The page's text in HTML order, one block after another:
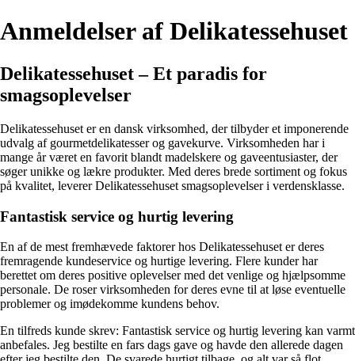
Anmeldelser af Delikatessehuset
Delikatessehuset – Et paradis for
smagsoplevelser
Delikatessehuset er en dansk virksomhed, der tilbyder et imponerende
udvalg af gourmetdelikatesser og gavekurve. Virksomheden har i
mange år været en favorit blandt madelskere og gaveentusiaster, der
søger unikke og lækre produkter. Med deres brede sortiment og fokus
på kvalitet, leverer Delikatessehuset smagsoplevelser i verdensklasse.
Fantastisk service og hurtig levering
En af de mest fremhævede faktorer hos Delikatessehuset er deres
fremragende kundeservice og hurtige levering. Flere kunder har
berettet om deres positive oplevelser med det venlige og hjælpsomme
personale. De roser virksomheden for deres evne til at løse eventuelle
problemer og imødekomme kundens behov.
En tilfreds kunde skrev: Fantastisk service og hurtig levering kan varmt
anbefales. Jeg bestilte en fars dags gave og havde den allerede dagen